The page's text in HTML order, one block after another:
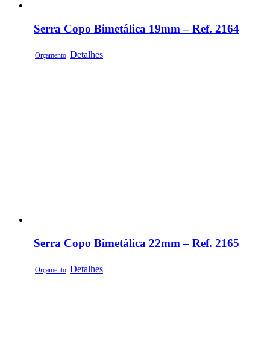
Serra Copo Bimetálica 19mm – Ref. 2164
Orçamento Detalhes
Serra Copo Bimetálica 22mm – Ref. 2165
Orçamento Detalhes